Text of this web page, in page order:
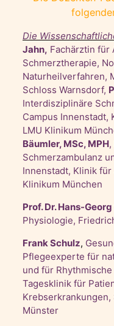
Die
Jahn, Fachärztin für
Schmerztherapie,
Naturheilverfahren,
Schloss Warnsdorf,
Interdisziplinäre
Campus Innenstadt,
LMU Klinikum
Bäumler, MSc, MPH
Schmerzambulanz
Innenstadt, Klinik
Klinikum München
Prof. Dr. Hans-
Physiologie,
Frank Schulz,
Pflegeexperte für
und für
Tagesklinik für
Münster